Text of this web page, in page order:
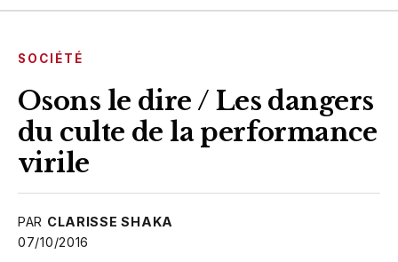
SOCIÉTÉ
Osons le dire / Les dangers
du culte de la performance
virile
PAR CLARISSE SHAKA
07/10/2016